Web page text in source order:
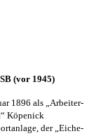
(vor 1945)
1896 als „Arbeiter-
Köpenick
der „Eiche-